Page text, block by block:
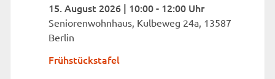
15. August 2026 | 10:00 - 12:00 Uhr
Seniorenwohnhaus, Kulbeweg 24a, 13587
Berlin
Frühstückstafel